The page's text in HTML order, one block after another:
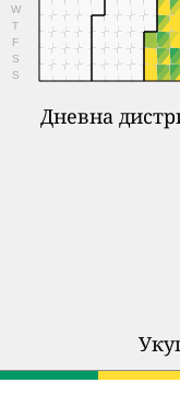
W
T
F
S
S
Дневна